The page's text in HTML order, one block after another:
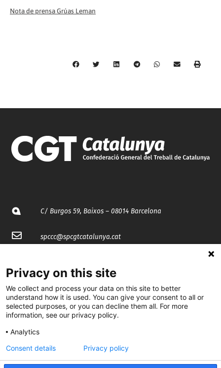
Nota de prensa Grúas Leman
C/ Burgos 59, Baixos – 08014 Barcelona
spccc@spcgtcatalunya.cat
@CGTCatalunya
cgtcatalunya
cgtcatalunya
Privacy on this site
We collect and process your data on this site to better
understand how it is used. You can give your consent to all or
selected purposes, or you can decline them all. For more
information, see our privacy policy.
Analytics
Consent details Privacy policy